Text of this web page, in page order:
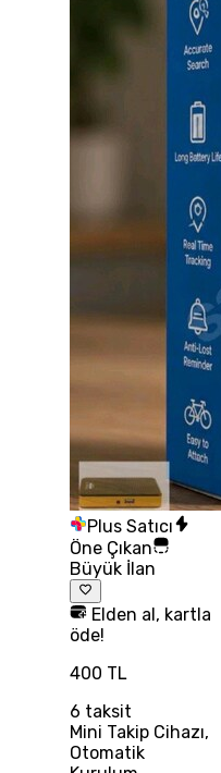
Plus Satıcı
Öne Çıkan
Büyük İlan
Elden al, kartla
öde!
400 TL
6 taksit
Mini Takip Cihazı,
Otomatik